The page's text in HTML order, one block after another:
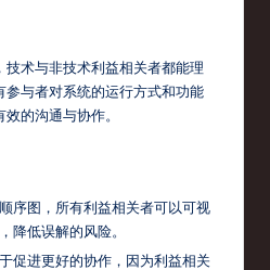
技术与非技术利益相关者都能理
与者对系统的运行方式和功能
的沟通与协作。
序图，所有利益相关者可以可视
降低误解的风险。
促进更好的协作，因为利益相关